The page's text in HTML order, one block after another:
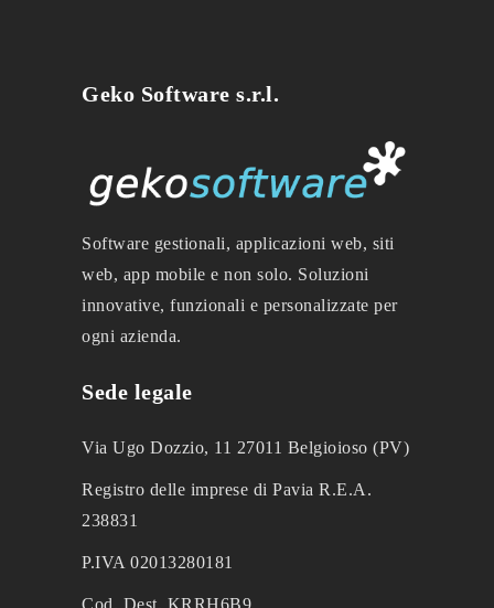
Geko Software s.r.l.
Software gestionali, applicazioni web, siti
web, app mobile e non solo. Soluzioni
innovative, funzionali e personalizzate per
ogni azienda.
Sede legale
Via Ugo Dozzio, 11 27011 Belgioioso (PV)
Registro delle imprese di Pavia R.E.A.
238831
P.IVA 02013280181